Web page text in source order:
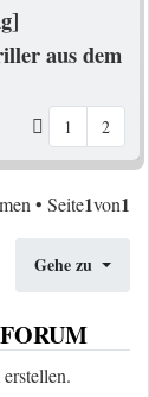
aus dem
1 2
• Seite1von1
Gehe zu